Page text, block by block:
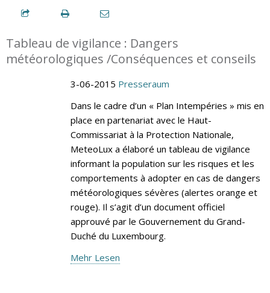
Tableau de vigilance : Dangers
météorologiques /Conséquences et conseils
3-06-2015 Presseraum
Dans le cadre d’un « Plan Intempéries » mis en
place en partenariat avec le Haut-
Commissariat à la Protection Nationale,
MeteoLux a élaboré un tableau de vigilance
informant la population sur les risques et les
comportements à adopter en cas de dangers
météorologiques sévères (alertes orange et
rouge). Il s’agit d’un document officiel
approuvé par le Gouvernement du Grand-
Duché du Luxembourg.
Mehr Lesen